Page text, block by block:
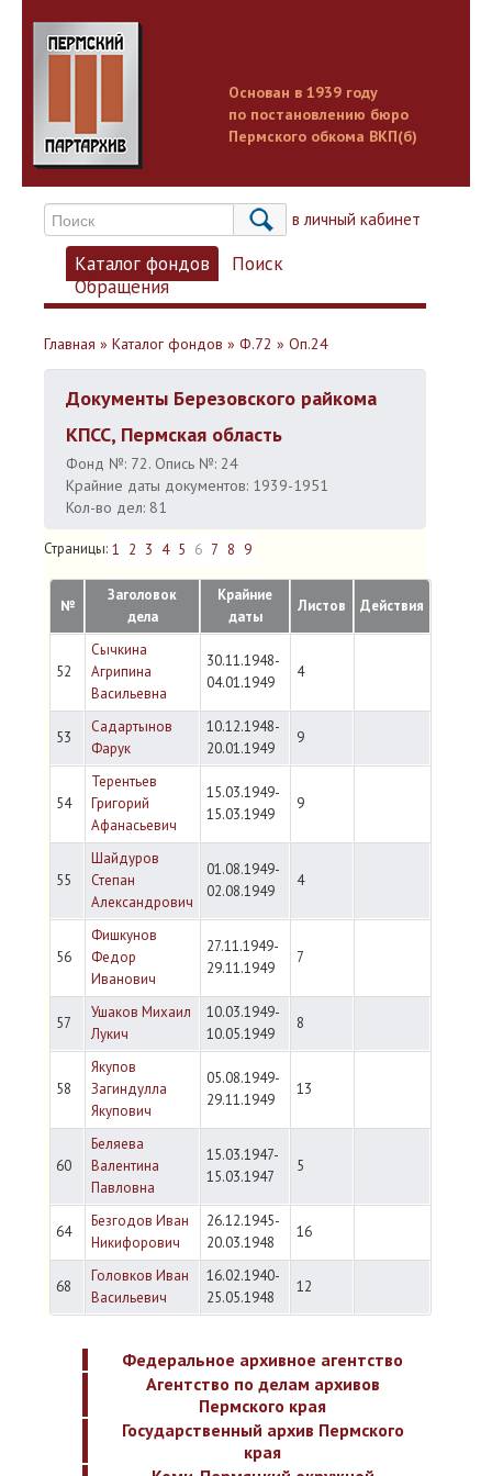
Основан в 1939 году
по постановлению бюро
Пермского обкома ВКП(б)
Вход в личный кабинет
Каталог фондов
Поиск
Обращения
Главная » Каталог фондов » Ф.72 » Оп.24
Документы Березовского райкома
КПСС, Пермская область
Фонд №: 72. Опись №: 24
Крайние даты документов: 1939-1951
Кол-во дел: 81
Страницы: 1 2 3 4 5 6 7 8 9
№
Заголовок
дела
Крайние
даты
Листов Действия
52
Сычкина
Агрипина
Васильевна
30.11.1948-
04.01.1949
4
53
Садартынов
Фарук
10.12.1948-
20.01.1949
9
54
Терентьев
Григорий
Афанасьевич
15.03.1949-
15.03.1949
9
55
Шайдуров
Степан
Александрович
01.08.1949-
02.08.1949
4
56
Фишкунов
Федор
Иванович
27.11.1949-
29.11.1949
7
57
Ушаков Михаил
Лукич
10.03.1949-
10.05.1949
8
58
Якупов
Загиндулла
Якупович
05.08.1949-
29.11.1949
13
60
Беляева
Валентина
Павловна
15.03.1947-
15.03.1947
5
64
Безгодов Иван
Никифорович
26.12.1945-
20.03.1948
16
68
Головков Иван
Васильевич
16.02.1940-
25.05.1948
12
Федеральное архивное агентство
Агентство по делам архивов
Пермского края
Государственный архив Пермского
края